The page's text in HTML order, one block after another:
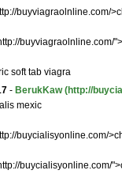
buyviagraolnline.com/
buyviagraolnline.com/
soft tab viagra
- BerukKaw (http://
mexic
buycialisyonline.com/
buycialisyonline.com/